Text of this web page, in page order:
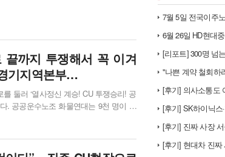
끝까지 투쟁해서 꼭 이겨
기지역본부…
둘러 ‘열사정신 계승! CU 투쟁승리! 공
. 공공운수노조 화물연대는 9천 명이 모
하게 뿜어져 나오는 노동자들의 분노와
에게 너무 죄송하다, 자본과 경찰이 ...